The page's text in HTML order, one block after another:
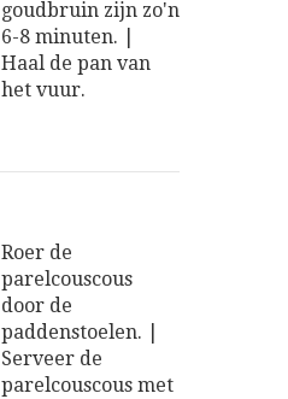
goudbruin zijn zo'n
6-8 minuten. |
Haal de pan van
het vuur.
Roer de
parelcouscous
door de
paddenstoelen. |
Serveer de
parelcouscous met